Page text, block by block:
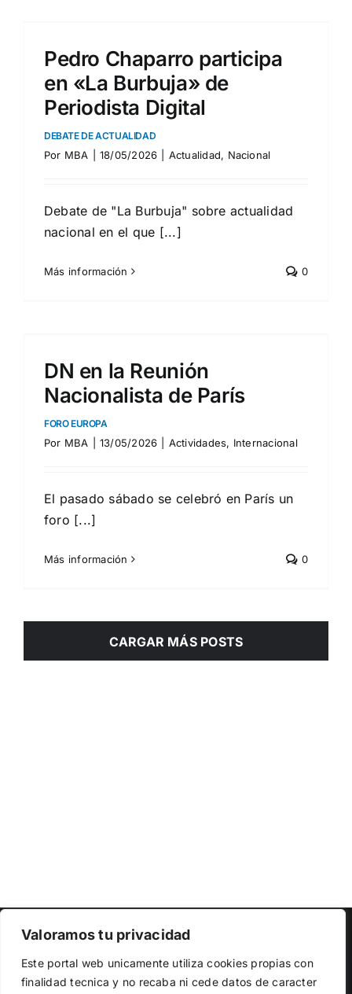
Valoramos tu privacidad
Este portal web unicamente utiliza cookies propias con
finalidad tecnica y no recaba ni cede datos de caracter
Pedro Chaparro participa
en «La Burbuja» de
Periodista Digital
DEBATE DE ACTUALIDAD
Por MBA 18/05/2026 Actualidad, Nacional
Debate de "La Burbuja" sobre actualidad
nacional en el que [...]
Más información 0
DN en la Reunión
Nacionalista de París
FORO EUROPA
Por MBA 13/05/2026 Actividades, Internacional
El pasado sábado se celebró en París un
foro [...]
Más información 0
CARGAR MÁS POSTS
Copyright 2023 | Democracia Nacional
Facebook
TwitterInstagram
el funcionamiento de la web, medir su uso y mejorar
nuestros servicios. Puede aceptar todas las cookies,